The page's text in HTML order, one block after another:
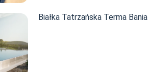
Białka Tatrzańska Terma Bania